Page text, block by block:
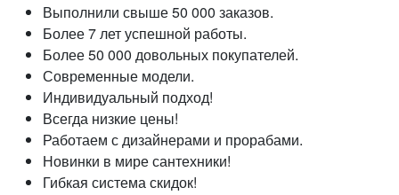
Выполнили свыше 50 000 заказов.
Более 7 лет успешной работы.
Более 50 000 довольных покупателей.
Современные модели.
Индивидуальный подход!
Всегда низкие цены!
Работаем с дизайнерами и прорабами.
Новинки в мире сантехники!
Гибкая система скидок!